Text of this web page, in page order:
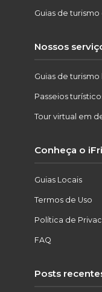
Guias de
Nossos
Guias de turismo
Passeios
Tour virtual em
Conheça o
Guias Locais
Termos de Uso
Política de
FAQ
Posts